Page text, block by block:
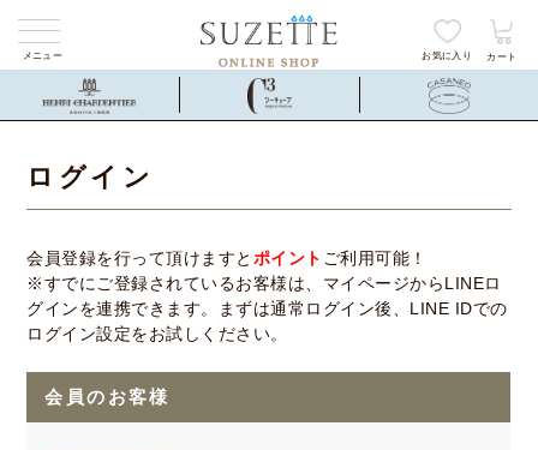
メニュー お気に入り カート
ログイン
会員登録を行って頂けますと ポイント ご利用可能！
※すでにご登録されているお客様は、マイページからLINEロ
グインを連携できます。まずは通常ログイン後、LINE IDでの
ログイン設定をお試しください。
会員のお客様